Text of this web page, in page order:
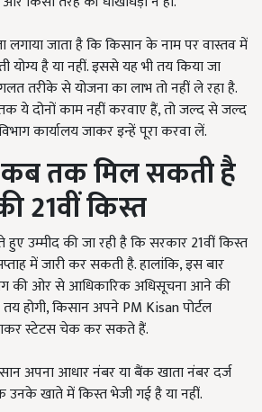
लगाया जाता है कि किसान के नाम पर वास्तव में
है या नहीं. इससे यह भी तय किया जा
तरीके से योजना का लाभ तो नहीं ले रहा है.
दोनों काम नहीं करवाए हैं, तो जल्द से जल्द
कार्यालय जाकर इन्हें पूरा करवा लें.
कब तक मिल सकती है
21वीं किस्त
उम्मीद की जा रही है कि सरकार 21वीं किस्त
में जारी कर सकती है. हालांकि, इस बार
की ओर से आधिकारिक अधिसूचना आने की
होगी, किसान अपने PM Kisan पोर्टल
स्टेटस चेक कर सकते हैं.
अपना आधार नंबर या बैंक खाता नंबर दर्ज
खाते में किस्त भेजी गई है या नहीं.